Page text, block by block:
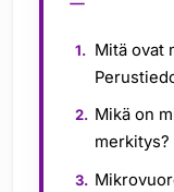
Mitä ovat
Mikä on
merkitys?